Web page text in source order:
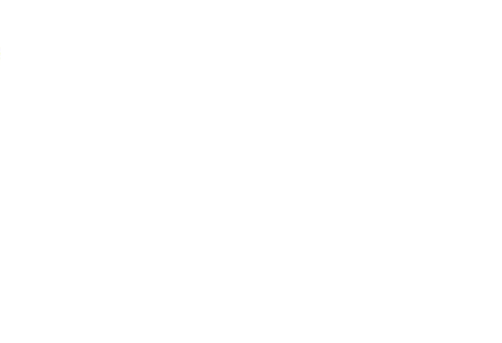
sind (Session-Cookies). Wir verwenden aber keine Tracking Cookies.
Bitte beachten Sie, dass bei einer Ablehnung womöglich nicht mehr alle Funktionalitäten der Seite zur Verfügung stehen.